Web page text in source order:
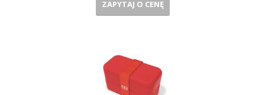
ZAPYTAJ O CENĘ